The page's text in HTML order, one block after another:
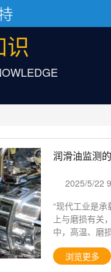
润滑油监测
2025/5/22
“现代工业是
上与磨损有关
中，高温、磨
使润滑油发
甚至导致其失
浏览更多